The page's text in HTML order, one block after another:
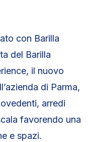
con Barilla
del Barilla
il nuovo
di Parma,
arredi
favorendo una
e spazi.